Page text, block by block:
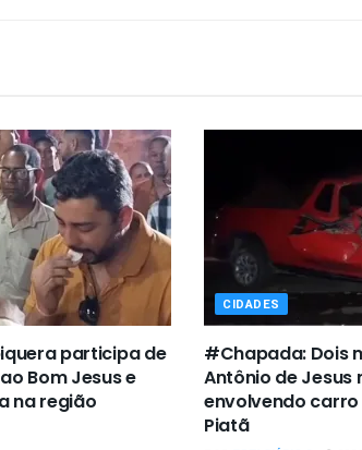
participa de
Bom Jesus e
na região
CIDADES
#Chapada: Dois
Antônio de Jesus
envolvendo carro
Piatã